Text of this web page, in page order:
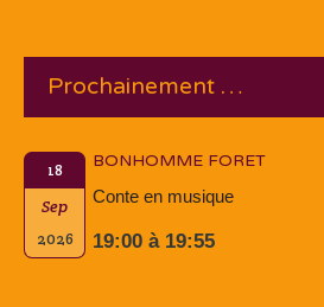
Prochainement …
18
Sep
2026
BONHOMME FORET
Conte en musique
19:00 à 19:55